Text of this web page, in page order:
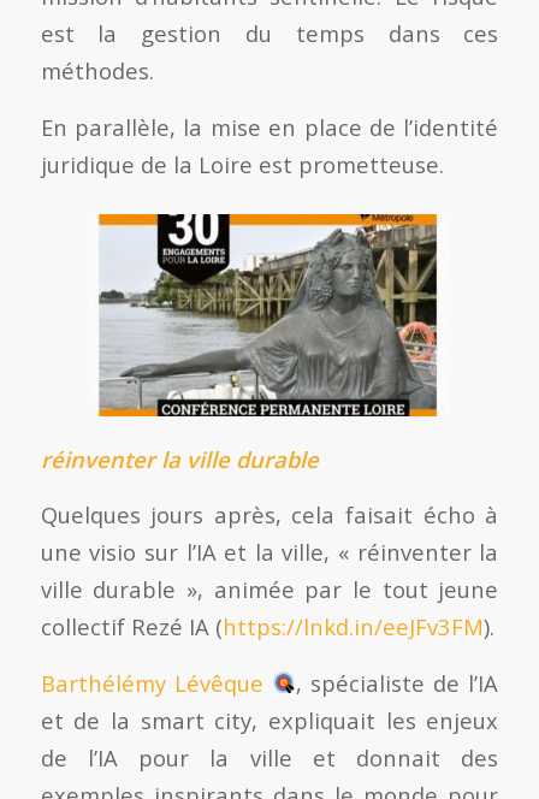
est la gestion du temps dans ces
méthodes.
En parallèle, la mise en place de l’identité
juridique de la Loire est prometteuse.
réinventer la ville durable
Quelques jours après, cela faisait écho à
une visio sur l’IA et la ville, « réinventer la
ville durable », animée par le tout jeune
collectif Rezé IA (https://lnkd.in/eeJFv3FM).
Barthélémy Lévêque
, spécialiste de l’IA
et de la smart city, expliquait les enjeux
de l’IA pour la ville et donnait des